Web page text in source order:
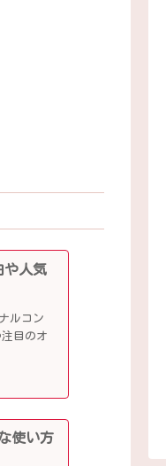
や人気
ルコン
目のオ
使い方